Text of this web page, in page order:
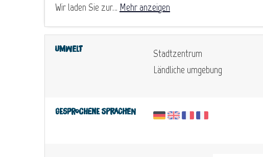
Wir laden Sie zur... Mehr anzeigen
Umwelt Stadtzentrum
Ländliche umgebung
Gesprochene Sprachen